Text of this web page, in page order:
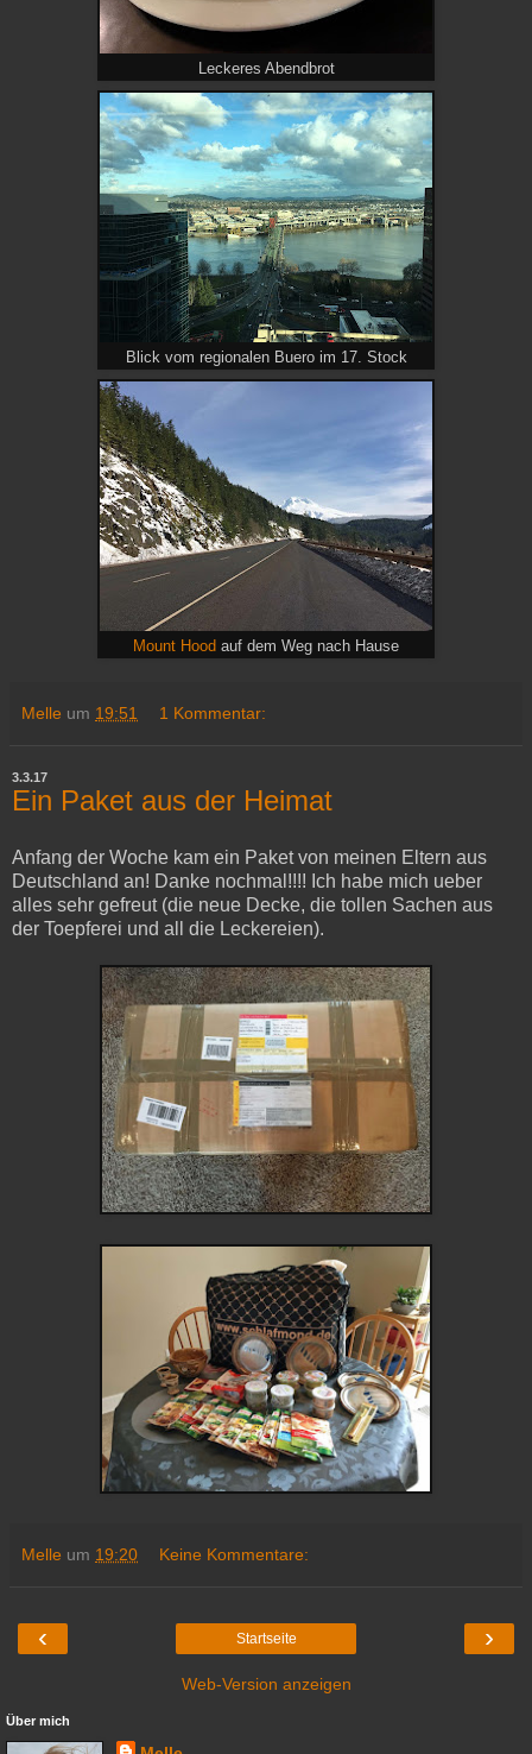
Leckeres Abendbrot
Blick vom regionalen Buero im 17. Stock
Mount Hood auf dem Weg nach Hause
Melle um 19:51 1 Kommentar:
3.3.17
Ein Paket aus der Heimat
Anfang der Woche kam ein Paket von meinen Eltern aus
Deutschland an! Danke nochmal!!!! Ich habe mich ueber
alles sehr gefreut (die neue Decke, die tollen Sachen aus
der Toepferei und all die Leckereien).
Melle um 19:20 Keine Kommentare:
‹ ›
Startseite
Web-Version anzeigen
Über mich